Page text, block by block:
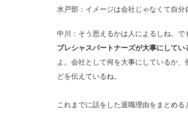
水戸部：イメージは会社じゃなくて自分
中川：そう思えるかは人によるしね。
プレシャスパートナーズが大事にして
よ。会社として何を大事にしているか
どを伝えているね。
これまでに話をした退職理由をまとめる